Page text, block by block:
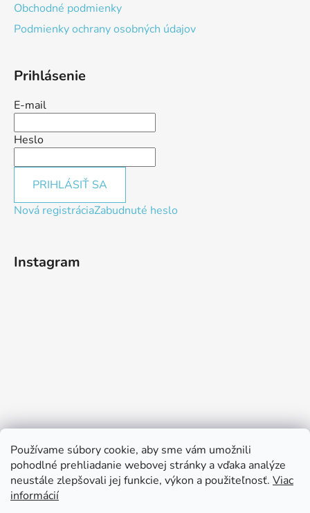
Používame súbory cookie, aby sme vám umožnili
pohodlné prehliadanie webovej stránky a vďaka analýze
neustále zlepšovali jej funkcie, výkon a použiteľnosť. Viac
informácií
Obchodné podmienky
Podmienky ochrany osobných údajov
Prihlásenie
E-mail
Heslo
PRIHLÁSIŤ SA
Nová registráciaZabudnuté heslo
Instagram